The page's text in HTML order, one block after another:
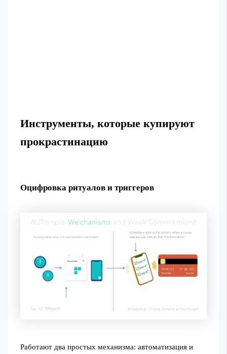
Инструменты, которые купируют
прокрастинацию
Оцифровка ритуалов и триггеров
Работают два простых механизма: автоматизация и